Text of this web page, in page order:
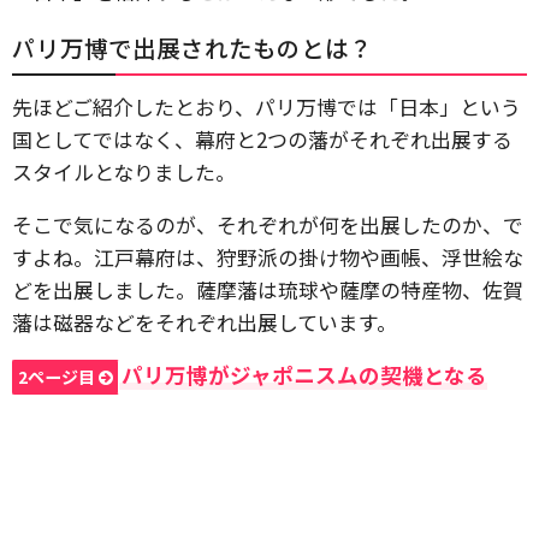
パリ万博で出展されたものとは？
先ほどご紹介したとおり、パリ万博では「日本」という
国としてではなく、幕府と2つの藩がそれぞれ出展する
スタイルとなりました。
そこで気になるのが、それぞれが何を出展したのか、で
すよね。江戸幕府は、狩野派の掛け物や画帳、浮世絵な
どを出展しました。薩摩藩は琉球や薩摩の特産物、佐賀
藩は磁器などをそれぞれ出展しています。
2ページ目 パリ万博がジャポニスムの契機となる